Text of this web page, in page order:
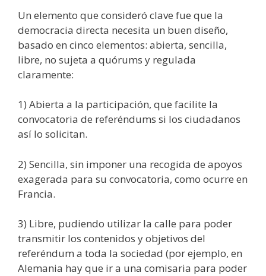
Un elemento que consideró clave fue que la
democracia directa necesita un buen diseño,
basado en cinco elementos: abierta, sencilla,
libre, no sujeta a quórums y regulada
claramente:
1) Abierta a la participación, que facilite la
convocatoria de referéndums si los ciudadanos
así lo solicitan.
2) Sencilla, sin imponer una recogida de apoyos
exagerada para su convocatoria, como ocurre en
Francia.
3) Libre, pudiendo utilizar la calle para poder
transmitir los contenidos y objetivos del
referéndum a toda la sociedad (por ejemplo, en
Alemania hay que ir a una comisaria para poder